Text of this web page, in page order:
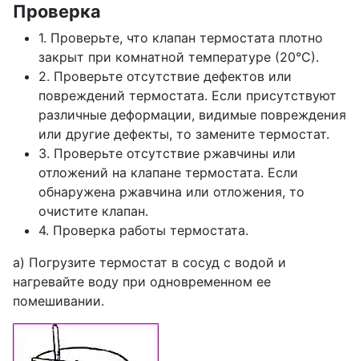
Проверка
1. Проверьте, что клапан термостата плотно
закрыт при комнатной температуре (20°С).
2. Проверьте отсутствие дефектов или
повреждений термостата. Если присутствуют
различные деформации, видимые повреждения
или другие дефекты, то замените термостат.
3. Проверьте отсутствие ржавчины или
отложений на клапане термостата. Если
обнаружена ржавчина или отложения, то
очистите клапан.
4. Проверка работы термостата.
а) Погрузите термостат в сосуд с водой и
нагревайте воду при одновременном ее
помешивании.